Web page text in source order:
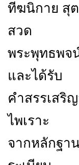
ทีฆนิกาย สุ
สวด
พระพุทธพจ
และได้รับ
คำสรรเสริ
ไพเราะ
จากหลักฐา